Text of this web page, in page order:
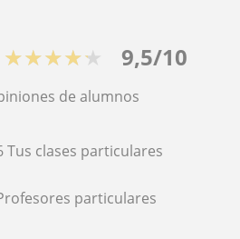
★★★★★ 9,5/10
de alumnos
Tus clases particulares
particulares